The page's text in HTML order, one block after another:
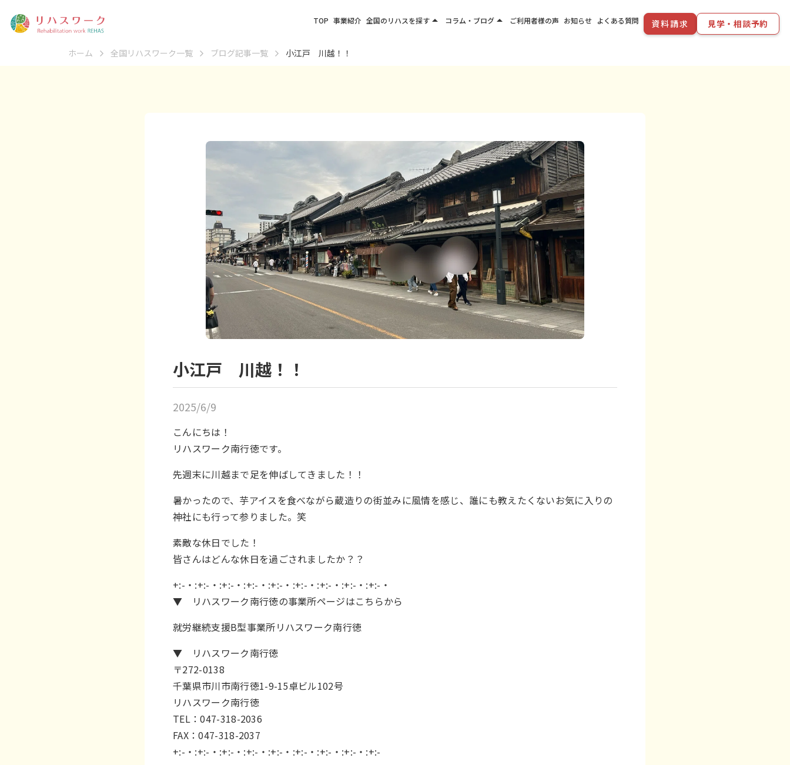
ホーム 全国リハスワーク一覧 ブログ記事一覧 小江戸 川越！！
小江戸 川越！！
2025/6/9
こんにちは！
リハスワーク南行徳です。
先週末に川越まで足を伸ばしてきました！！
暑かったので、芋アイスを食べながら蔵造りの街並みに風情を感じ、誰にも教えたくないお気に入りの
神社にも行って参りました。笑
素敵な休日でした！
皆さんはどんな休日を過ごされましたか？？
+:-・:+:-・:+:-・:+:-・:+:-・:+:-・:+:-・:+:-・:+:-・
▼ リハスワーク南行徳の事業所ページはこちらから
就労継続支援B型事業所リハスワーク南行徳
▼ リハスワーク南行徳
〒272-0138
千葉県市川市南行徳1-9-15卓ビル102号
リハスワーク南行徳
TEL：047-318-2036
FAX：047-318-2037
+:-・:+:-・:+:-・:+:-・:+:-・:+:-・:+:-・:+:-・:+:-
TOP 事業紹介 全国のリハスを探すarrow_drop_up コラム・ブログarrow_drop_up ご利用者様の声 お知らせ よくある質問 資料請求 見学・相談予約